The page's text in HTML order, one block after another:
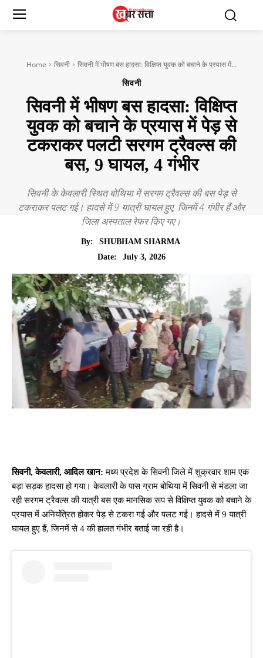
Home सिवनी सिवनी में भीषण बस हादसा: विक्षिप्त युवक को बचाने के प्रयास में...
सिवनी
सिवनी में भीषण बस हादसा: विक्षिप्त
युवक को बचाने के प्रयास में पेड़ से
टकराकर पलटी सरगम ट्रैवल्स की
बस, 9 घायल, 4 गंभीर
सिवनी के केवलारी स्थित बोथिया में सरगम ट्रैवल्स की बस पेड़ से
टकराकर पलट गई। हादसे में 9 यात्री घायल हुए, जिनमें 4 गंभीर हैं और
जिला अस्पताल रेफर किए गए।
By:
SHUBHAM SHARMA
Date:
July 3, 2026
सिवनी, केवलारी, आदिल खान: मध्य प्रदेश के सिवनी जिले में शुक्रवार शाम एक
बड़ा सड़क हादसा हो गया। केवलारी के पास ग्राम बोथिया में सिवनी से मंडला जा
रही सरगम ट्रैवल्स की यात्री बस एक मानसिक रूप से विक्षिप्त युवक को बचाने के
प्रयास में अनियंत्रित होकर पेड़ से टकरा गई और पलट गई। हादसे में 9 यात्री
घायल हुए हैं, जिनमें से 4 की हालत गंभीर बताई जा रही है।